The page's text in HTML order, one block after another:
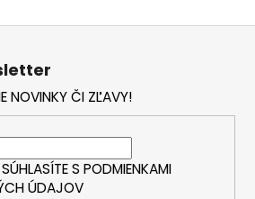
NOVINKY ČI ZĽAVY!
S PODMIENKAMI
ÚDAJOV